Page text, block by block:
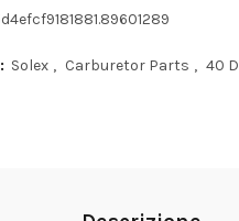
Solex , Carburetor Parts , 40